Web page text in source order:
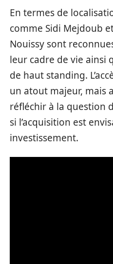
En termes de
comme Sidi Mejdoub
Nouissy sont
leur cadre de vie ainsi
de haut standing.
un atout majeur, mais
réfléchir à la question
si l’acquisition est
investissement.